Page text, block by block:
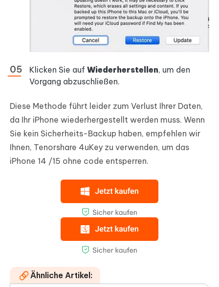
Klicken Sie auf Wiederherstellen, um den
Vorgang abzuschließen.
Diese Methode führt leider zum Verlust Ihrer Daten,
da Ihr iPhone wiederhergestellt werden muss. Wenn
Sie kein Sicherheits-Backup haben, empfehlen wir
Ihnen, Tenorshare 4uKey zu verwenden, um das
iPhone 14 /15 ohne code entsperren.
Ähnliche Artikel: